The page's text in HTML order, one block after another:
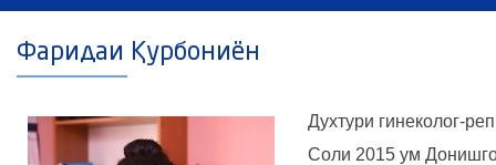
Фаридаи Қурбониён
Духтури гинеколог-
Соли 2015 ум